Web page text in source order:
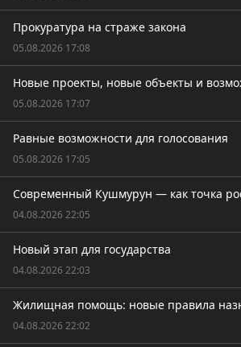
Прокуратура на страже закона
05.08.2026 17:08
Новые проекты, новые объекты и
05.08.2026 17:07
Равные возможности для голосования
05.08.2026 17:05
Современный Кушмурун — как точка
04.08.2026 22:05
Новый этап для государства
04.08.2026 22:03
Жилищная помощь: новые правила
04.08.2026 22:02